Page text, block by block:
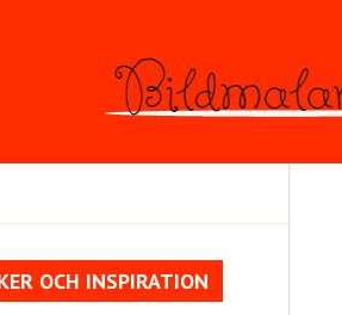
OCH INSPIRATION